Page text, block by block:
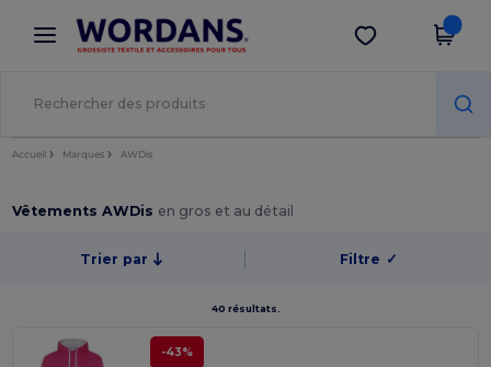
× Appli Wordans
Meilleurs prix sur l’app !
Obtenir l'appli
Accueil Marques AWDis
Vêtements AWDis en gros et au détail
Trier par Filtre ✓
40 résultats.
-43%